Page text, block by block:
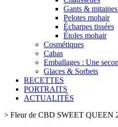
Gants &
Pelotes mohair
Écharpes tissées
Étoles mohair
Cosmétiques
Cabas
Emballages : Une
Glaces & Sorbets
RECETTES
PORTRAITS
ACTUALITÉS
> Fleur de CBD SWEET QUEEN